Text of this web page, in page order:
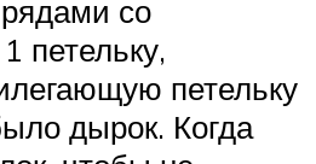
со
петельку,
петельку
дырок. Когда